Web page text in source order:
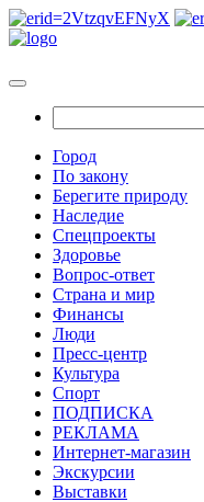
Город
По закону
Берегите природу
Наследие
Спецпроекты
Здоровье
Вопрос-ответ
Страна и мир
Финансы
Люди
Пресс-центр
Культура
Спорт
ПОДПИСКА
РЕКЛАМА
Интернет-магазин
Экскурсии
Выставки